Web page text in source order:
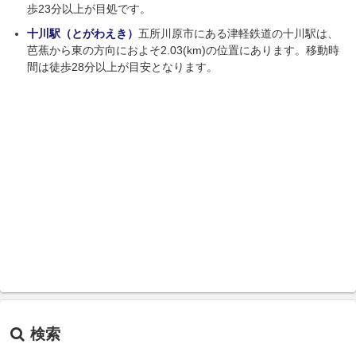
歩23分以上が目処です。
十川駅（とがわえき） 五所川原市にある津軽鉄道の十川駅は、
芭蕉から東の方向におよそ2.03(km)の位置にあります。移動時
間は徒歩28分以上が目安となります。
検索